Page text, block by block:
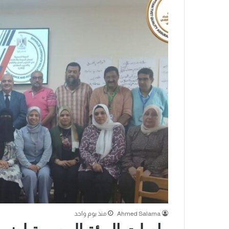
Ahmed Salama منذ يوم واحد